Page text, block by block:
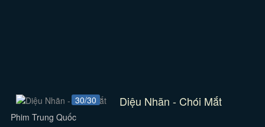
30/30 Diệu Nhãn - Chói Mắt
Phim Trung Quốc